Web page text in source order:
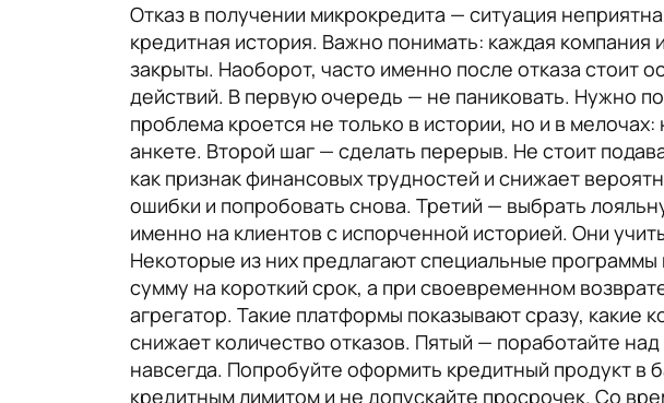
Отказ в получении микрокредита — ситуация
кредитная история. Важно понимать: каждая компания
закрыты. Наоборот, часто именно после отказа стоит
действий. В первую очередь — не паниковать. Нужно
проблема кроется не только в истории, но и в
анкете. Второй шаг — сделать перерыв. Не стоит
как признак финансовых трудностей и снижает
ошибки и попробовать снова. Третий — выбрать
именно на клиентов с испорченной историей. Они
Некоторые из них предлагают специальные
сумму на короткий срок, а при своевременном
агрегатор. Такие платформы показывают сразу, какие
снижает количество отказов. Пятый — поработайте
навсегда. Попробуйте оформить кредитный продукт в
кредитным лимитом и не допускайте просрочек. Со